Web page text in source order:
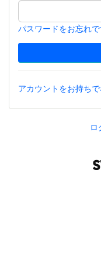
パスワードをお忘れで
アカウントをお持ち